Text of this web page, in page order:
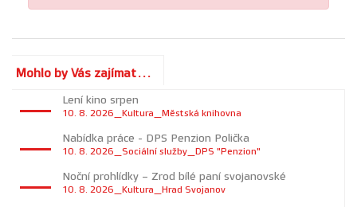
Mohlo by Vás zajímat...
Lení kino srpen
10. 8. 2026_Kultura_Městská knihovna
Nabídka práce - DPS Penzion Polička
10. 8. 2026_Sociální služby_DPS "Penzion"
Noční prohlídky – Zrod bílé paní svojanovské
10. 8. 2026_Kultura_Hrad Svojanov